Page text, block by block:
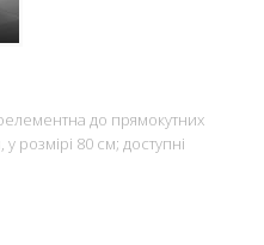
до прямокутних
розмірі 80 см; доступні